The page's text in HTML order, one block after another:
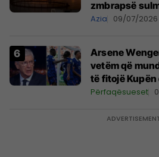
zmbrapsë
Azia 09/07/2026
Arsene
vetëm që
të fitojë Kupën
Përfaqësueset